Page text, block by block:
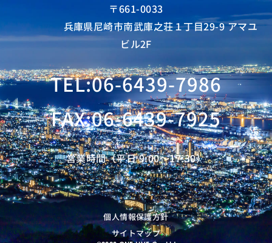
〒661-0033
兵庫県尼崎市南武庫之荘１丁目29-9 アマユ
ビル2F
TEL:06-6439-7986
FAX:06-6439-7925
営業時間（平日 9:00〜17:30）
個人情報保護方針
サイトマップ